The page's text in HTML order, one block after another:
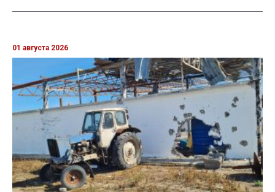
01 августа 2026